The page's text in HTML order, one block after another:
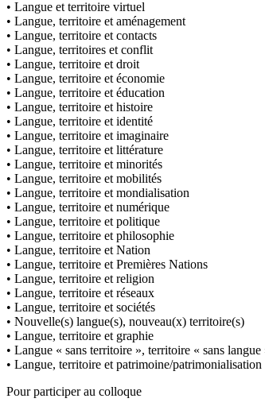
• Langue et territoire virtuel
• Langue, territoire et aménagement
• Langue, territoire et contacts
• Langue, territoires et conflit
• Langue, territoire et droit
• Langue, territoire et économie
• Langue, territoire et éducation
• Langue, territoire et histoire
• Langue, territoire et identité
• Langue, territoire et imaginaire
• Langue, territoire et littérature
• Langue, territoire et minorités
• Langue, territoire et mobilités
• Langue, territoire et mondialisation
• Langue, territoire et numérique
• Langue, territoire et politique
• Langue, territoire et philosophie
• Langue, territoire et Nation
• Langue, territoire et Premières Nations
• Langue, territoire et religion
• Langue, territoire et réseaux
• Langue, territoire et sociétés
• Nouvelle(s) langue(s), nouveau(x) territoire(s)
• Langue, territoire et graphie
• Langue « sans territoire », territoire « sans langue
• Langue, territoire et patrimoine/patrimonialisation
Pour participer au colloque